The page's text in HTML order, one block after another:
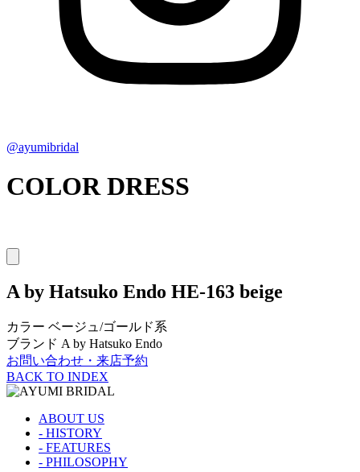
@ayumibridal
COLOR DRESS
A by Hatsuko Endo HE-163 beige
カラー ベージュ/ゴールド系
ブランド A by Hatsuko Endo
お問い合わせ・来店予約
BACK TO INDEX
ABOUT US
- HISTORY
- FEATURES
- PHILOSOPHY